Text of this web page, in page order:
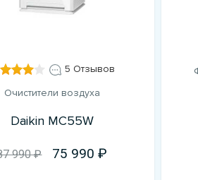
5 Отзывов
Очистители воздуха
Daikin MC55W
990 ₽ 75 990